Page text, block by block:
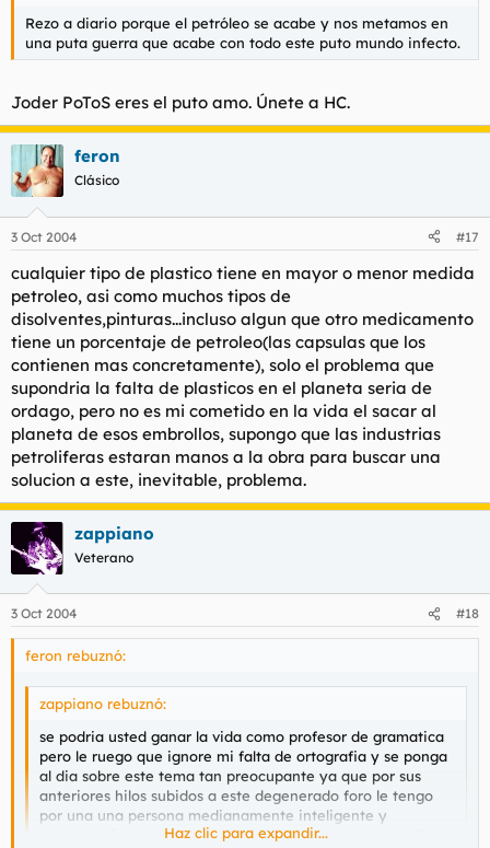
Rezo a diario porque el petróleo se acabe y nos metamos en
una puta guerra que acabe con todo este puto mundo infecto.
Joder PoToS eres el puto amo. Únete a HC.
feron
Clásico
3 Oct 2004 #17
cualquier tipo de plastico tiene en mayor o menor medida
petroleo, asi como muchos tipos de
disolventes,pinturas...incluso algun que otro medicamento
tiene un porcentaje de petroleo(las capsulas que los
contienen mas concretamente), solo el problema que
supondria la falta de plasticos en el planeta seria de
ordago, pero no es mi cometido en la vida el sacar al
planeta de esos embrollos, supongo que las industrias
petroliferas estaran manos a la obra para buscar una
solucion a este, inevitable, problema.
zappiano
Veterano
3 Oct 2004 #18
feron rebuznó:
zappiano rebuznó:
se podria usted ganar la vida como profesor de gramatica
pero le ruego que ignore mi falta de ortografia y se ponga
al dia sobre este tema tan preocupante ya que por sus
anteriores hilos subidos a este degenerado foro le tengo
por una una persona medianamente inteligente y
sensata,asi que ya sabe culturicase un poco y no me diga
Haz clic para expandir...